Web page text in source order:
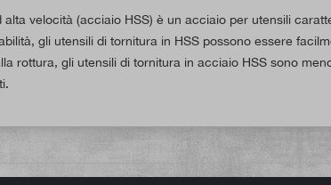
alta velocità (acciaio HSS) è un acciaio per utensili
gli utensili di tornitura in HSS possono essere
rottura, gli utensili di tornitura in acciaio HSS sono